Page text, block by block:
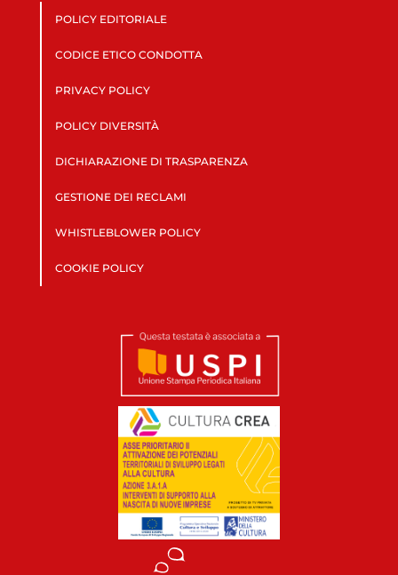
POLICY EDITORIALE
CODICE ETICO CONDOTTA
PRIVACY POLICY
POLICY DIVERSITÀ
DICHIARAZIONE DI TRASPARENZA
GESTIONE DEI RECLAMI
WHISTLEBLOWER POLICY
COOKIE POLICY